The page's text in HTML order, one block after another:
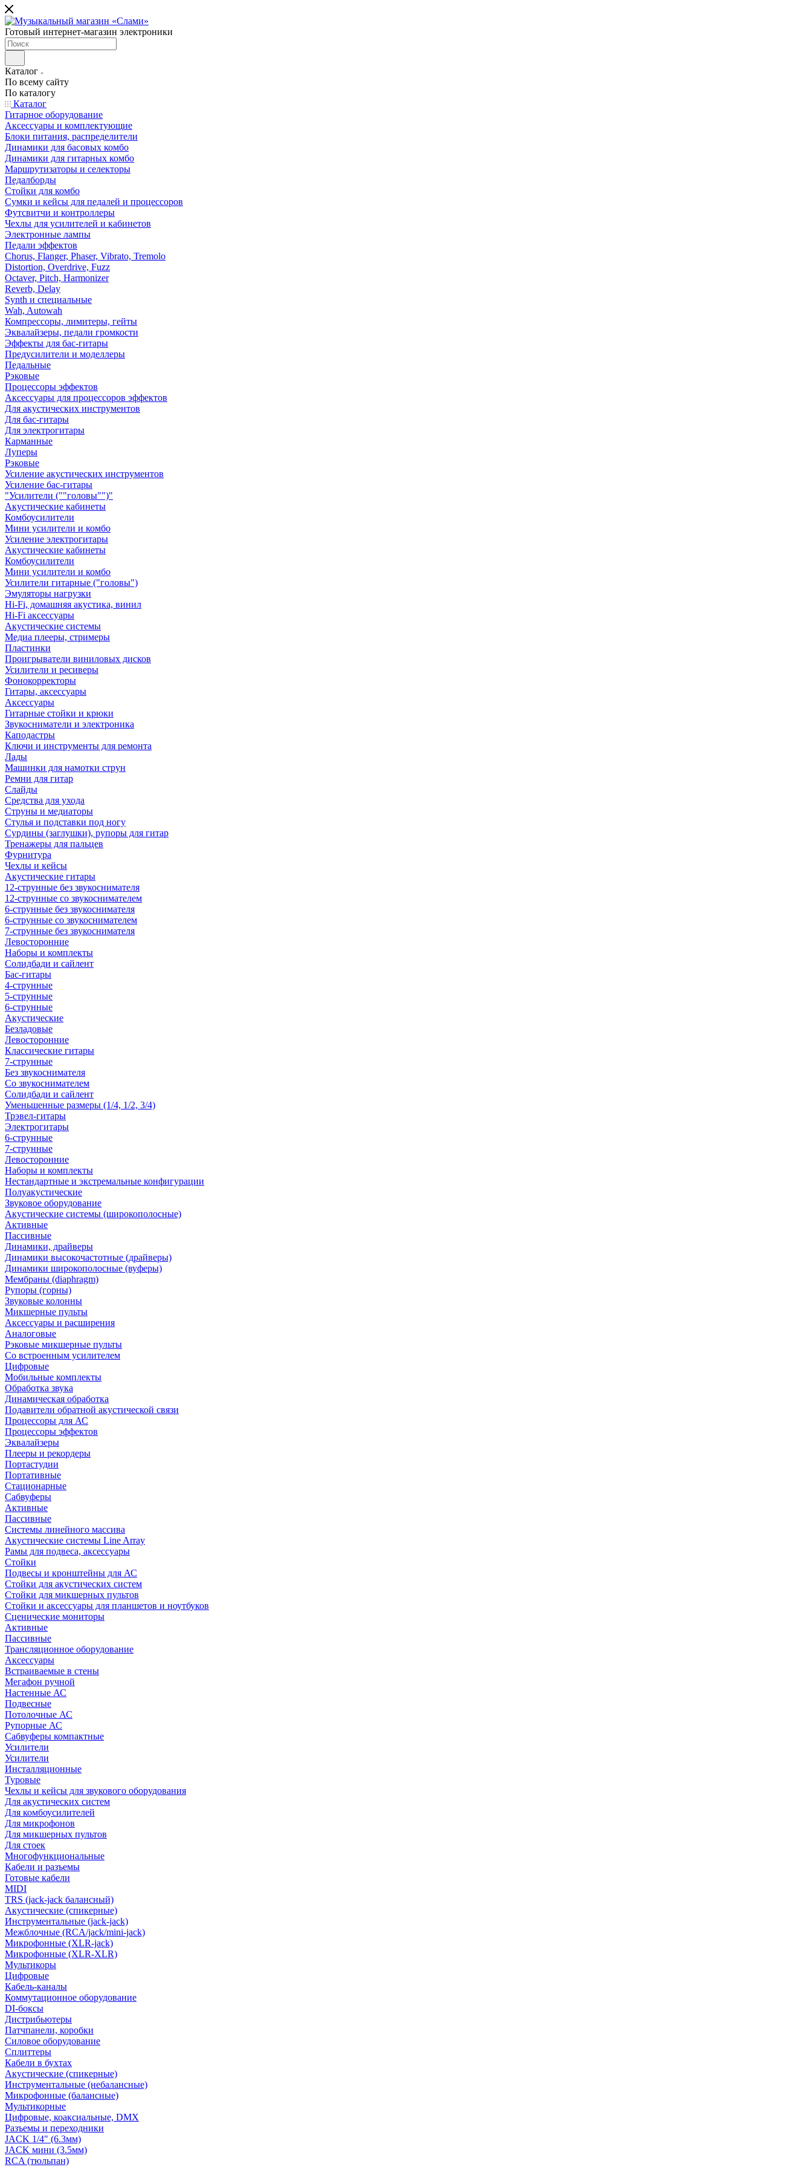
Готовый интернет-магазин электроники
Каталог
По всему сайту
По каталогу
Каталог
Гитарное оборудование
Аксессуары и комплектующие
Блоки питания, распределители
Динамики для басовых комбо
Динамики для гитарных комбо
Маршрутизаторы и селекторы
Педалборды
Стойки для комбо
Сумки и кейсы для педалей и процессоров
Футсвитчи и контроллеры
Чехлы для усилителей и кабинетов
Электронные лампы
Педали эффектов
Chorus, Flanger, Phaser, Vibrato, Tremolo
Distortion, Overdrive, Fuzz
Octaver, Pitch, Harmonizer
Reverb, Delay
Synth и специальные
Wah, Autowah
Компрессоры, лимитеры, гейты
Эквалайзеры, педали громкости
Эффекты для бас-гитары
Предусилители и моделлеры
Педальные
Рэковые
Процессоры эффектов
Аксессуары для процессоров эффектов
Для акустических инструментов
Для бас-гитары
Для электрогитары
Карманные
Луперы
Рэковые
Усиление акустических инструментов
Усиление бас-гитары
"Усилители (""головы"")"
Акустические кабинеты
Комбоусилители
Мини усилители и комбо
Усиление электрогитары
Акустические кабинеты
Комбоусилители
Мини усилители и комбо
Усилители гитарные ("головы")
Эмуляторы нагрузки
Hi-Fi, домашняя акустика, винил
Hi-Fi аксессуары
Акустические системы
Медиа плееры, стримеры
Пластинки
Проигрыватели виниловых дисков
Усилители и ресиверы
Фонокорректоры
Гитары, аксессуары
Аксессуары
Гитарные стойки и крюки
Звукосниматели и электроника
Каподастры
Ключи и инструменты для ремонта
Лады
Машинки для намотки струн
Ремни для гитар
Слайды
Средства для ухода
Струны и медиаторы
Стулья и подставки под ногу
Сурдины (заглушки), рупоры для гитар
Тренажеры для пальцев
Фурнитура
Чехлы и кейсы
Акустические гитары
12-струнные без звукоснимателя
12-струнные со звукоснимателем
6-струнные без звукоснимателя
6-струнные со звукоснимателем
7-струнные без звукоснимателя
Левосторонние
Наборы и комплекты
Солидбади и сайлент
Бас-гитары
4-струнные
5-струнные
6-струнные
Акустические
Безладовые
Левосторонние
Классические гитары
7-струнные
Без звукоснимателя
Со звукоснимателем
Солидбади и сайлент
Уменьшенные размеры (1/4, 1/2, 3/4)
Трэвел-гитары
Электрогитары
6-струнные
7-струнные
Левосторонние
Наборы и комплекты
Нестандартные и экстремальные конфигурации
Полуакустические
Звуковое оборудование
Акустические системы (широкополосные)
Активные
Пассивные
Динамики, драйверы
Динамики высокочастотные (драйверы)
Динамики широкополосные (вуферы)
Мембраны (diaphragm)
Рупоры (горны)
Звуковые колонны
Микшерные пульты
Аксессуары и расширения
Аналоговые
Рэковые микшерные пульты
Со встроенным усилителем
Цифровые
Мобильные комплекты
Обработка звука
Динамическая обработка
Подавители обратной акустической связи
Процессоры для АС
Процессоры эффектов
Эквалайзеры
Плееры и рекордеры
Портастудии
Портативные
Стационарные
Сабвуферы
Активные
Пассивные
Системы линейного массива
Акустические системы Line Array
Рамы для подвеса, аксессуары
Стойки
Подвесы и кронштейны для АС
Стойки для акустических систем
Стойки для микшерных пультов
Стойки и аксессуары для планшетов и ноутбуков
Сценические мониторы
Активные
Пассивные
Трансляционное оборудование
Аксессуары
Встраиваемые в стены
Мегафон ручной
Настенные АС
Подвесные
Потолочные АС
Рупорные АС
Сабвуферы компактные
Усилители
Усилители
Инсталляционные
Туровые
Чехлы и кейсы для звукового оборудования
Для акустических систем
Для комбоусилителей
Для микрофонов
Для микшерных пультов
Для стоек
Многофункциональные
Кабели и разъемы
Готовые кабели
MIDI
TRS (jack-jack балансный)
Акустические (спикерные)
Инструментальные (jack-jack)
Межблочные (RCA/jack/mini-jack)
Микрофонные (XLR-jack)
Микрофонные (XLR-XLR)
Мультикоры
Цифровые
Кабель-каналы
Коммутационное оборудование
DI-боксы
Дистрибьютеры
Патчпанели, коробки
Силовое оборудование
Сплиттеры
Кабели в бухтах
Акустические (спикерные)
Инструментальные (небалансные)
Микрофонные (балансные)
Мультикорные
Цифровые, коаксиальные, DMX
Разъемы и переходники
JACK 1/4" (6.3мм)
JACK мини (3.5мм)
RCA (тюльпан)